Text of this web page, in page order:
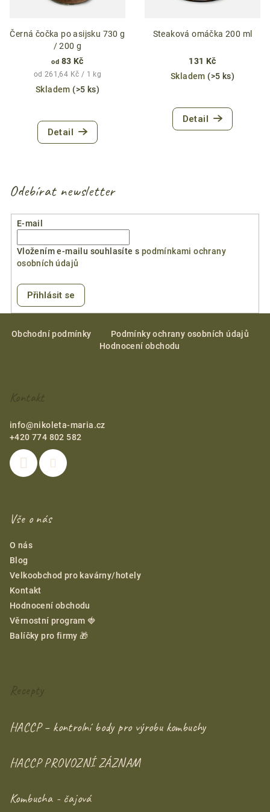
Černá čočka po asijsku 730 g
/ 200 g
od 83 Kč
Měrná
cena:
od 261,64 Kč / 1 kg
Skladem (>5 ks)
hodnocení
produktu
je
hvězdiček.
Detail
Steaková omáčka 200 ml
131 Kč
Skladem (>5 ks)
Detail
Odebírat newsletter
E-mail
Vložením e-mailu souhlasíte s podmínkami ochrany
osobních údajů
Přihlásit se
Obchodní podmínky
Podmínky ochrany osobních údajů
Hodnocení obchodu
Kontakt
info@nikoleta-maria.cz
+420 774 802 582
Vše o nás
O nás
Blog
Velkoobchod pro kavárny/hotely
Kontakt
Hodnocení obchodu
Věrnostní program 🍓
Balíčky pro firmy 🎁
Recepty
HACCP – kontrolní body pro výrobu kombuchy
HACCP PROVOZNÍ ZÁZNAM
Kombucha - čajová